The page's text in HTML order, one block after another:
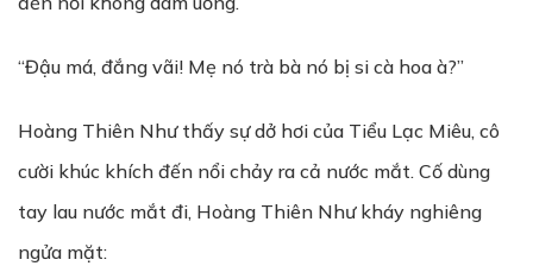
“Đậu má, đắng vãi! Mẹ nó trà bà nó bị si cà hoa à?”
Hoàng Thiên Như thấy sự dở hơi của Tiểu Lạc Miêu, cô
cười khúc khích đến nổi chảy ra cả nước mắt. Cố dùng
tay lau nước mắt đi, Hoàng Thiên Như kháy nghiêng
ngửa mặt: